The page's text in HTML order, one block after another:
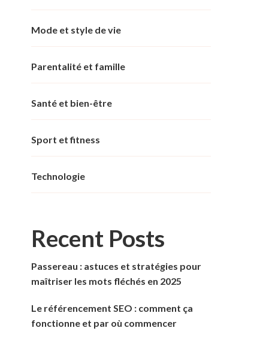
Mode et style de vie
Parentalité et famille
Santé et bien-être
Sport et fitness
Technologie
Recent Posts
Passereau : astuces et stratégies pour
maîtriser les mots fléchés en 2025
Le référencement SEO : comment ça
fonctionne et par où commencer